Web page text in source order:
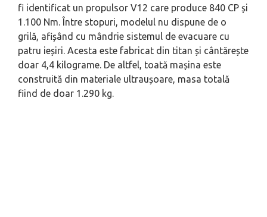
fi identificat un propulsor V12 care produce 840 CP și
1.100 Nm. Între stopuri, modelul nu dispune de o
grilă, afișând cu mândrie sistemul de evacuare cu
patru ieșiri. Acesta este fabricat din titan și cântărește
doar 4,4 kilograme. De altfel, toată mașina este
construită din materiale ultraușoare, masa totală
fiind de doar 1.290 kg.